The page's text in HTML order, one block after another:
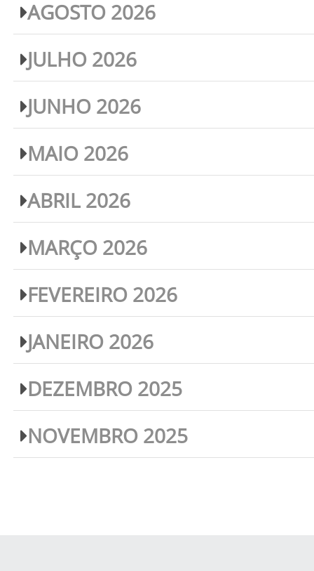
AGOSTO 2026
JULHO 2026
JUNHO 2026
MAIO 2026
ABRIL 2026
MARÇO 2026
FEVEREIRO 2026
JANEIRO 2026
DEZEMBRO 2025
NOVEMBRO 2025